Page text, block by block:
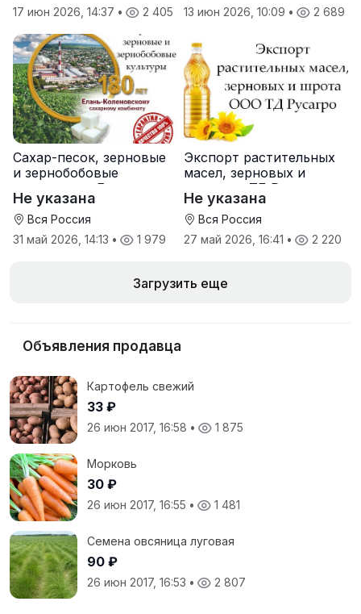
17 июн 2026, 14:37 • 2 405
13 июн 2026, 10:09 • 2 689
Сахар-песок, зерновые
и зернобобовые
культуры от Елань-
Коленовский СЗ
Не указана
Вся Россия
31 май 2026, 14:13 • 1 979
Экспорт растительных
масел, зерновых и
шрота от ТД Русагро
Не указана
Вся Россия
27 май 2026, 16:41 • 2 220
Загрузить еще
Объявления продавца
Картофель свежий
33 ₽
26 июн 2017, 16:58 • 1 875
Морковь
30 ₽
26 июн 2017, 16:55 • 1 481
Семена овсяница луговая
90 ₽
26 июн 2017, 16:53 • 2 807